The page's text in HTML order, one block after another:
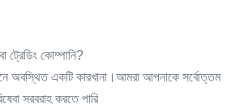
ট্রেডিং কোম্পানি?
অবস্থিত একটি কারখানা।আমরা আপনাকে সর্বোত্তম
সরবরাহ করতে পারি